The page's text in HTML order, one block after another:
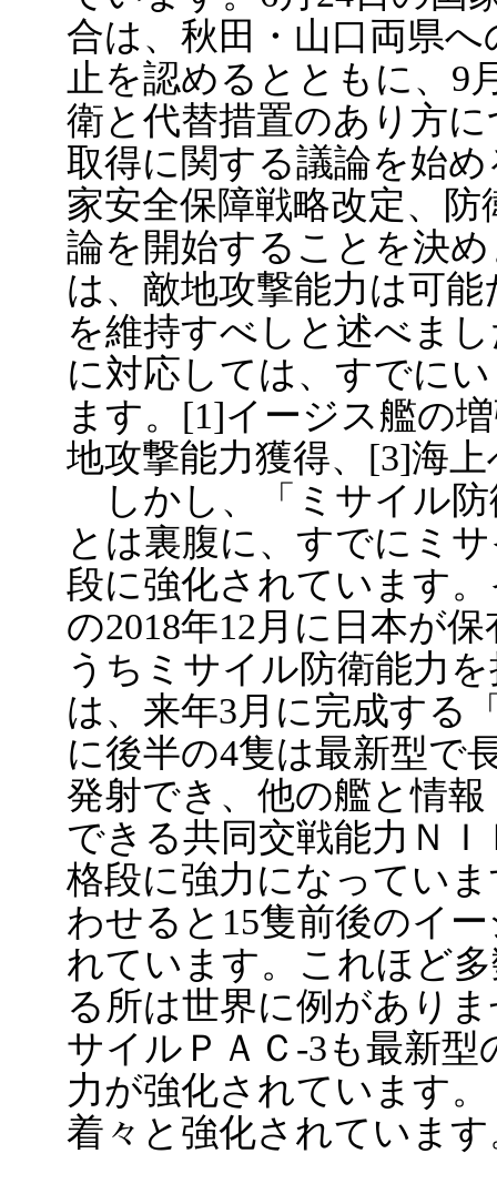
合は、秋田・山口両県
止を認めるとともに、9
衛と代替措置のあり方
取得に関する議論を始
家安全保障戦略改定、
論を開始することを決
は、敵地攻撃能力は可
を維持すべしと述べま
に対応しては、すでに
ます。[1]イージス艦の
地攻撃能力獲得、[3]海
しかし、「ミサイル防
とは裏腹に、すでにミ
段に強化されています
の2018年12月に日本が
うちミサイル防衛能力
は、来年3月に完成する
に後半の4隻は最新型で
発射でき、他の艦と情
できる共同交戦能力Ｎ
格段に強力になってい
わせると15隻前後のイ
れています。これほど
る所は世界に例があり
サイルＰＡＣ-3も最新
力が強化されています
着々と強化されています